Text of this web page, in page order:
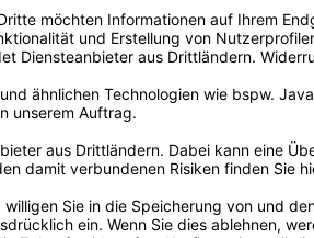
Mo - Sa zwischen 10:00 - 17:00 Uhr
unter:
Vertrag widerrufen